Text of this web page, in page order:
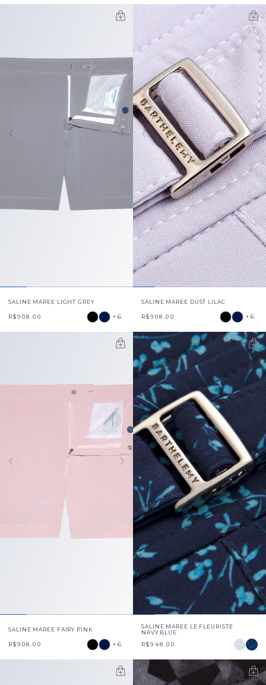
SALINE MAREE LIGHT GREY
R$908.00 +6
SALINE MAREE DUST LILAC
R$908.00 +6
SALINE MAREE FAIRY PINK
R$908.00 +6
SALINE MAREE LE FLEURISTE
NAVY BLUE
R$948.00